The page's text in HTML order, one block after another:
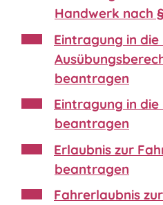
Handwerk nach
Eintragung in
beantragen
Eintragung in
beantragen
Erlaubnis zur
beantragen
Fahrerlaubnis